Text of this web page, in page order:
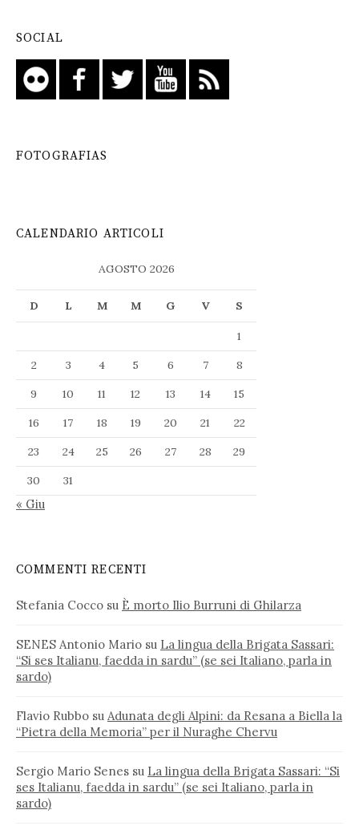
SOCIAL
FOTOGRAFIAS
CALENDARIO ARTICOLI
AGOSTO 2026
D L M M G V S
1
2
3 4 5 6 7
8
9
10 11 12 13 14
15
16
17 18 19 20 21
22
23
24 25 26 27 28
29
30
31
« Giu
COMMENTI RECENTI
Stefania Cocco su È morto Ilio Burruni di Ghilarza
SENES Antonio Mario su La lingua della Brigata Sassari:
“Si ses Italianu, faedda in sardu” (se sei Italiano, parla in
sardo)
Flavio Rubbo su Adunata degli Alpini: da Resana a Biella la
“Pietra della Memoria” per il Nuraghe Chervu
Sergio Mario Senes su La lingua della Brigata Sassari: “Si
ses Italianu, faedda in sardu” (se sei Italiano, parla in
sardo)